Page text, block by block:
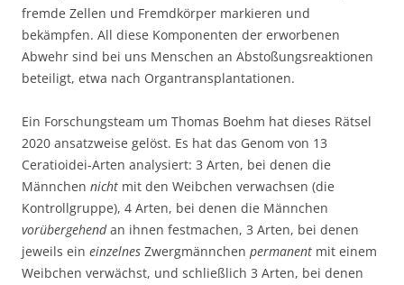
fremde Zellen und Fremdkörper markieren und
bekämpfen. All diese Komponenten der erworbenen
Abwehr sind bei uns Menschen an Abstoßungsreaktionen
beteiligt, etwa nach Organtransplantationen.
Ein Forschungsteam um Thomas Boehm hat dieses Rätsel
2020 ansatzweise gelöst. Es hat das Genom von 13
Ceratioidei-Arten analysiert: 3 Arten, bei denen die
Männchen nicht mit den Weibchen verwachsen (die
Kontrollgruppe), 4 Arten, bei denen die Männchen
vorübergehendan ihnen festmachen, 3 Arten, bei denen
jeweils ein einzelnes Zwergmännchen permanent mit einem
Weibchen verwächst, und schließlich 3 Arten, bei denen